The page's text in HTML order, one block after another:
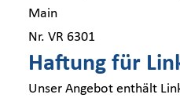
Main
Nr. VR 6301
Haftung für
Unser Angebot enthält